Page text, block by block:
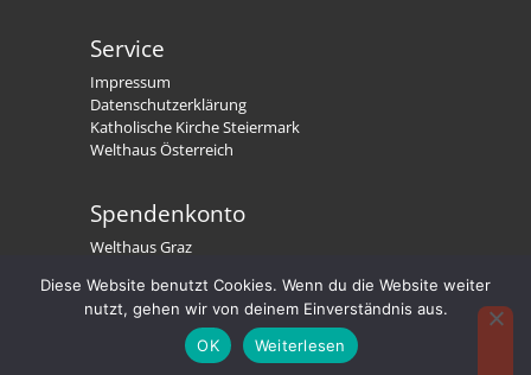
Service
Impressum
Datenschutzerklärung
Katholische Kirche Steiermark
Welthaus Österreich
Spendenkonto
Welthaus Graz
BIC: STSPAT2GXXX
Welthaus. Wir stärken Menschen.
Diese Website benutzt Cookies. Wenn du die Website weiter
nutzt, gehen wir von deinem Einverständnis aus.
OK
Weiterlesen